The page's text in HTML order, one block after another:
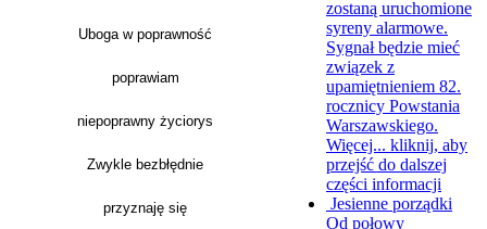
Uboga w poprawność
poprawiam
niepoprawny życiorys
Zwykle bezbłędnie
przyznaję się
zostaną uruchomione
syreny alarmowe.
Sygnał będzie mieć
związek z
upamiętnieniem 82.
rocznicy Powstania
Warszawskiego.
Więcej... kliknij, aby
przejść do dalszej
części informacji
Jesienne porządki
Od połowy